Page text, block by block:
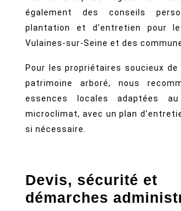
également des conseils
plantation et d’entretien pour
Vulaines-sur-Seine et des
Pour les propriétaires soucieux de
patrimoine arboré, nous
essences locales adaptées
microclimat, avec un plan
si nécessaire.
Devis, sécurité et
démarches